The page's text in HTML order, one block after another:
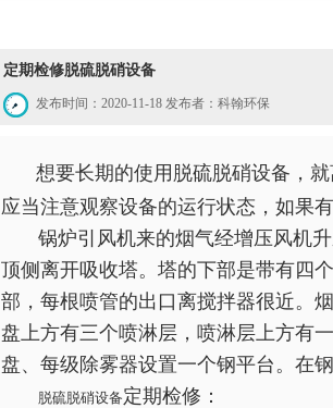
定期检修脱硫脱硝设备
发布时间：2020-11-18 发布者：科翰环保
想要长期的使用脱硫脱硝设备，
应当注意观察设备的运行状态，如果
锅炉引风机来的烟气经增压风机
顶侧离开吸收塔。塔的下部是带有四
部，每根喷管的出口离搅拌器很近。
盘上方有三个喷淋层，喷淋层上方有
盘、每级除雾器设置一个钢平台。在
脱硫脱硝设备定期检修：